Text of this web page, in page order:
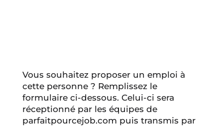
Vous souhaitez proposer un emploi à
cette personne ? Remplissez le
formulaire ci-dessous. Celui-ci sera
réceptionné par les équipes de
parfaitpourcejob.com puis transmis par